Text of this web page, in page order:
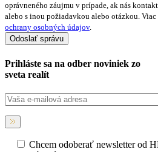
oprávneného záujmu v prípade, ak nás
alebo s inou požiadavkou alebo otázkou.
ochrany osobných údajov.
Prihláste sa na odber noviniek zo
sveta realít
Chcem odoberať newsletter od